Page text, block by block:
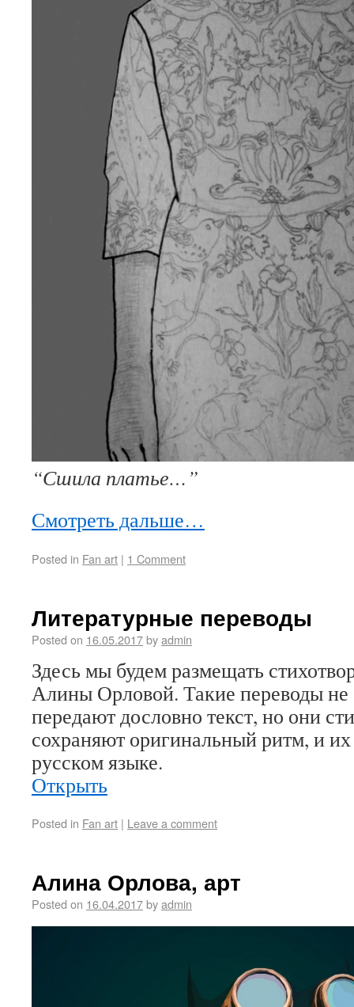
“Сшила платье…”
Смотреть дальше…
Posted in Fan art | 1 Comment
Литературные переводы
Posted on 16.05.2017byadmin
Здесь мы будем размещать
Алины Орловой. Такие переводы не
передают дословно текст, но они
сохраняют оригинальный ритм, и
русском языке.
Открыть
Posted in Fan art | Leave a comment
Алина Орлова, арт
Posted on 16.04.2017byadmin